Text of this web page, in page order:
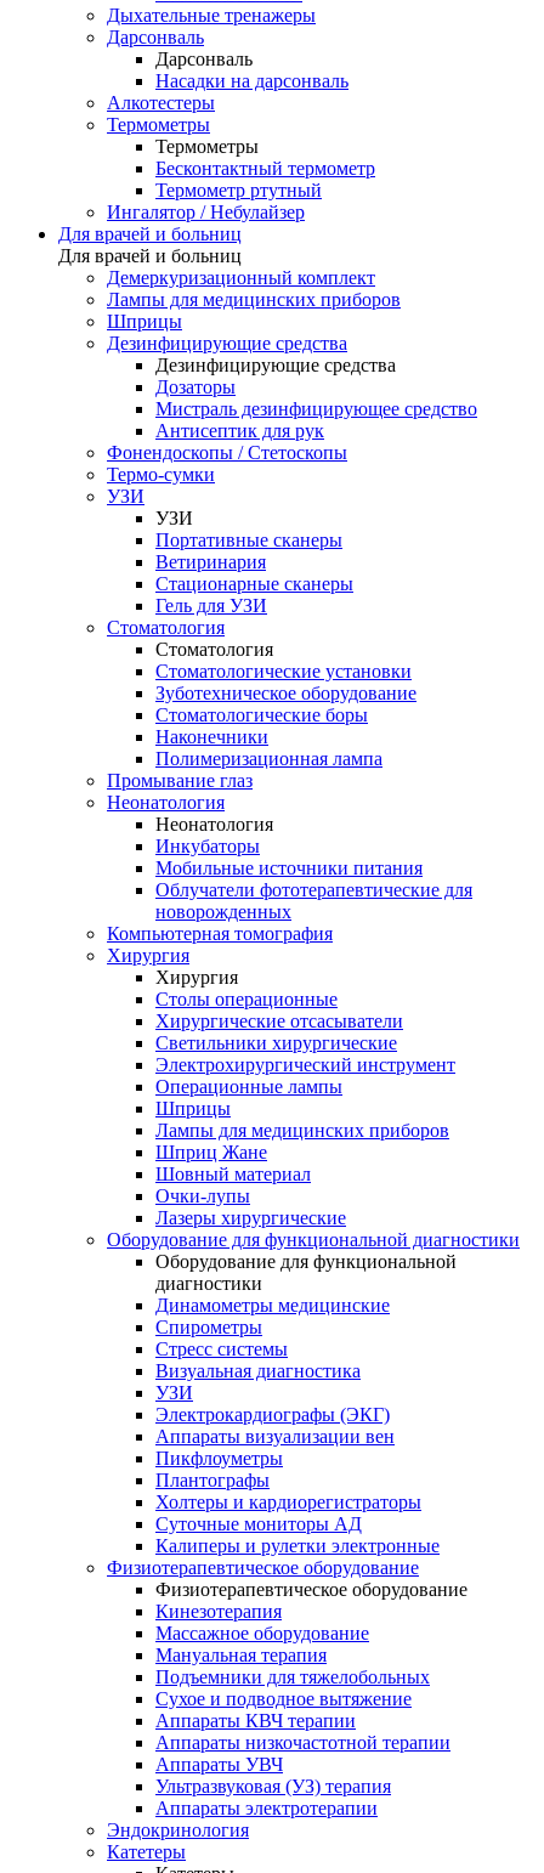
Дыхательные тренажеры
Дарсонваль
Дарсонваль
Насадки на дарсонваль
Алкотестеры
Термометры
Термометры
Бесконтактный термометр
Термометр ртутный
Ингалятор / Небулайзер
Для врачей и больниц
Для врачей и больниц
Демеркуризационный комплект
Лампы для медицинских приборов
Шприцы
Дезинфицирующие средства
Дезинфицирующие средства
Дозаторы
Мистраль дезинфицирующее средство
Антисептик для рук
Фонендоскопы / Стетоскопы
Термо-сумки
УЗИ
УЗИ
Портативные сканеры
Ветиринария
Стационарные сканеры
Гель для УЗИ
Стоматология
Стоматология
Стоматологические установки
Зуботехническое оборудование
Стоматологические боры
Наконечники
Полимеризационная лампа
Промывание глаз
Неонатология
Неонатология
Инкубаторы
Мобильные источники питания
Облучатели фототерапевтические для
новорожденных
Компьютерная томография
Хирургия
Хирургия
Столы операционные
Хирургические отсасыватели
Светильники хирургические
Электрохирургический инструмент
Операционные лампы
Шприцы
Лампы для медицинских приборов
Шприц Жане
Шовный материал
Очки-лупы
Лазеры хирургические
Оборудование для функциональной диагностики
Оборудование для функциональной
диагностики
Динамометры медицинские
Спирометры
Стресс системы
Визуальная диагностика
УЗИ
Электрокардиографы (ЭКГ)
Аппараты визуализации вен
Пикфлоуметры
Плантографы
Холтеры и кардиорегистраторы
Суточные мониторы АД
Калиперы и рулетки электронные
Физиотерапевтическое оборудование
Физиотерапевтическое оборудование
Кинезотерапия
Массажное оборудование
Мануальная терапия
Подъемники для тяжелобольных
Сухое и подводное вытяжение
Аппараты КВЧ терапии
Аппараты низкочастотной терапии
Аппараты УВЧ
Ультразвуковая (УЗ) терапия
Аппараты электротерапии
Эндокринология
Катетеры